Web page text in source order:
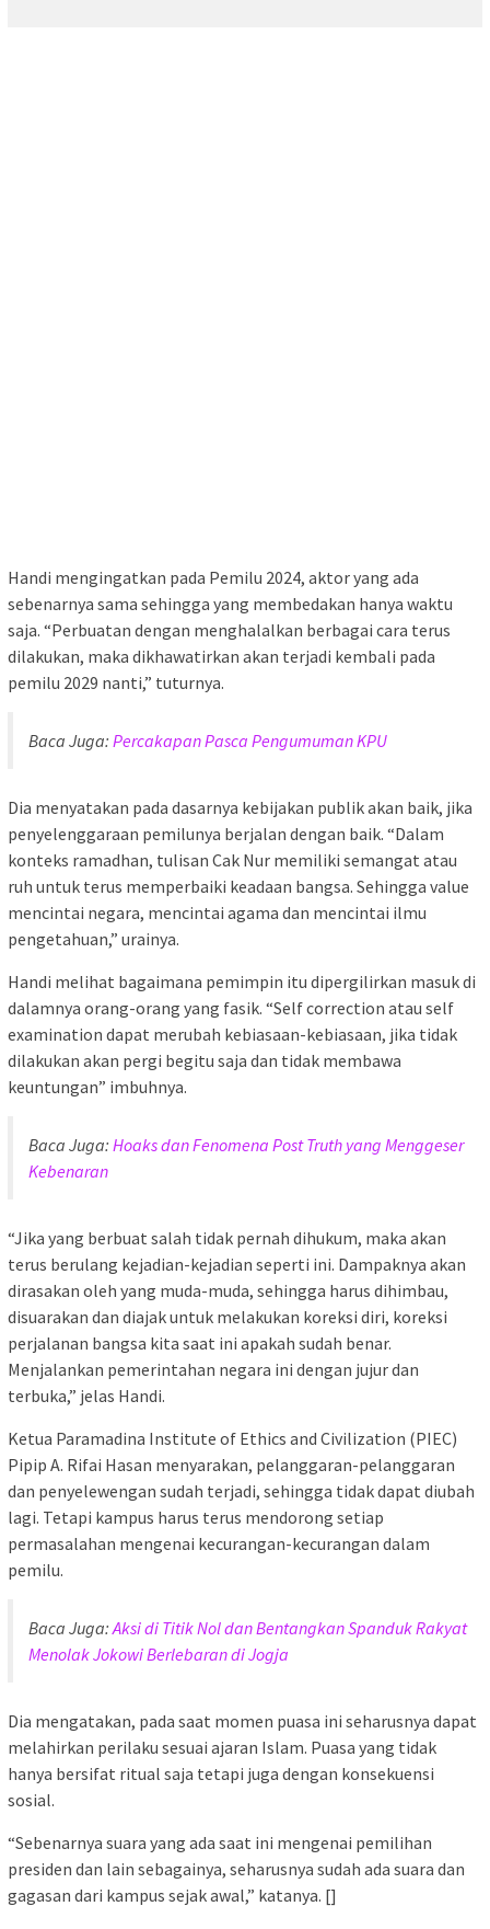
Handi mengingatkan pada Pemilu 2024, aktor yang ada
sebenarnya sama sehingga yang membedakan hanya waktu
saja. “Perbuatan dengan menghalalkan berbagai cara terus
dilakukan, maka dikhawatirkan akan terjadi kembali pada
pemilu 2029 nanti,” tuturnya.
Baca Juga: Percakapan Pasca Pengumuman KPU
Dia menyatakan pada dasarnya kebijakan publik akan baik, jika
penyelenggaraan pemilunya berjalan dengan baik. “Dalam
konteks ramadhan, tulisan Cak Nur memiliki semangat atau
ruh untuk terus memperbaiki keadaan bangsa. Sehingga value
mencintai negara, mencintai agama dan mencintai ilmu
pengetahuan,” urainya.
Handi melihat bagaimana pemimpin itu dipergilirkan masuk di
dalamnya orang-orang yang fasik. “Self correction atau self
examination dapat merubah kebiasaan-kebiasaan, jika tidak
dilakukan akan pergi begitu saja dan tidak membawa
keuntungan” imbuhnya.
Baca Juga: Hoaks dan Fenomena Post Truth yang Menggeser
Kebenaran
“Jika yang berbuat salah tidak pernah dihukum, maka akan
terus berulang kejadian-kejadian seperti ini. Dampaknya akan
dirasakan oleh yang muda-muda, sehingga harus dihimbau,
disuarakan dan diajak untuk melakukan koreksi diri, koreksi
perjalanan bangsa kita saat ini apakah sudah benar.
Menjalankan pemerintahan negara ini dengan jujur dan
terbuka,” jelas Handi.
Ketua Paramadina Institute of Ethics and Civilization (PIEC)
Pipip A. Rifai Hasan menyarakan, pelanggaran-pelanggaran
dan penyelewengan sudah terjadi, sehingga tidak dapat diubah
lagi. Tetapi kampus harus terus mendorong setiap
permasalahan mengenai kecurangan-kecurangan dalam
pemilu.
Baca Juga: Aksi di Titik Nol dan Bentangkan Spanduk Rakyat
Menolak Jokowi Berlebaran di Jogja
Dia mengatakan, pada saat momen puasa ini seharusnya dapat
melahirkan perilaku sesuai ajaran Islam. Puasa yang tidak
hanya bersifat ritual saja tetapi juga dengan konsekuensi
sosial.
“Sebenarnya suara yang ada saat ini mengenai pemilihan
presiden dan lain sebagainya, seharusnya sudah ada suara dan
gagasan dari kampus sejak awal,” katanya. []